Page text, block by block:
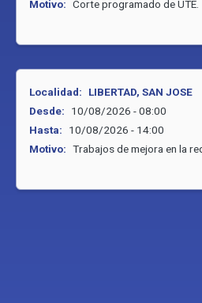
Motivo: Corte programado de UTE.
Localidad:
LIBERTAD, SAN JOSE
Desde:
10/08/2026 - 08:00
Hasta:
10/08/2026 - 14:00
Motivo: Trabajos de mejora en la